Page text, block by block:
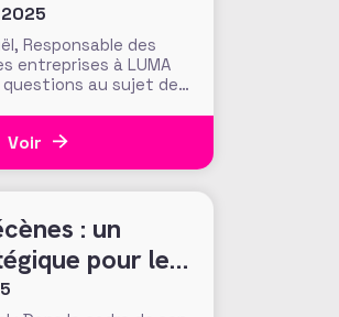
Responsable des
entreprises à LUMA
questions au sujet des
un riche parcours
Voir
: un
pour le